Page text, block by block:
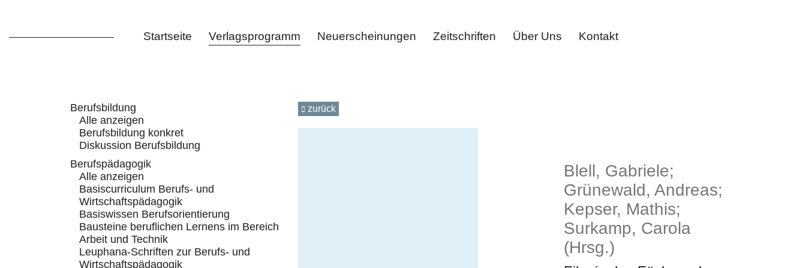
Startseite Verlagsprogramm Neuerscheinungen Zeitschriften Über Uns Kontakt
zurück
Blell, Gabriele;
Grünewald, Andreas;
Kepser, Mathis;
Surkamp, Carola
(Hrsg.)
Berufsbildung
Alle anzeigen
Berufsbildung konkret
Diskussion Berufsbildung
Berufspädagogik
Alle anzeigen
Basiscurriculum Berufs- und
Wirtschaftspädagogik
Basiswissen Berufsorientierung
Bausteine beruflichen Lernens im Bereich
Arbeit und Technik
Leuphana-Schriften zur Berufs- und
Wirtschaftspädagogik